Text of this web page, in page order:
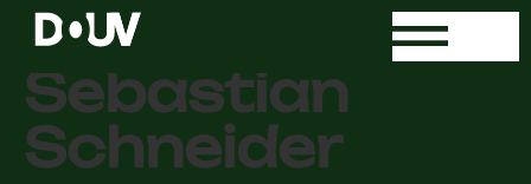
Dr. med.
Sebastian
Schneider